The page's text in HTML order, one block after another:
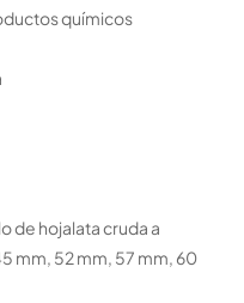
químicos
de hojalata cruda a
mm, 52 mm, 57 mm, 60